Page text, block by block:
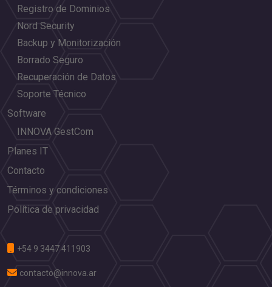
Registro de Dominios
Nord Security
Backup y Monitorización
Borrado Seguro
Recuperación de Datos
Soporte Técnico
Software
INNOVA GestCom
Planes IT
Contacto
Términos y condiciones
Política de privacidad
+54 9 3447 411903
contacto@innova.ar